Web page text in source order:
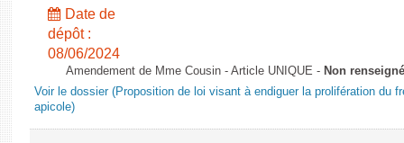
Date de
dépôt :
08/06/2024
Amendement de Mme Cousin - Article UNIQUE - Non renseigné
Voir le dossier (Proposition de loi visant à endiguer la prolifération du
apicole)